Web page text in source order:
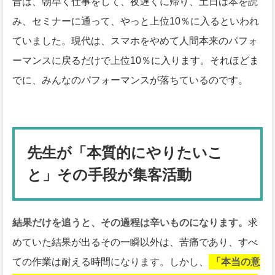
み、セミナーに通って、やっと上位10％に入るといわれ
ていました。現代は、スマホをやめて人間本来のパフォ
ーマンスに戻るだけで上位10％に入ります。それほどま
でに、みんなのパフォーマンスが落ちているのです。
先生が「本質的にやりたいこ
と」その手段が集客活動
結果だけを追うと、その過程は辛いものになります。求
めていた結果が出るその一瞬以外は、苦痛であり、すべ
ての作業は耐える時間になります。しかし、
「本当の意